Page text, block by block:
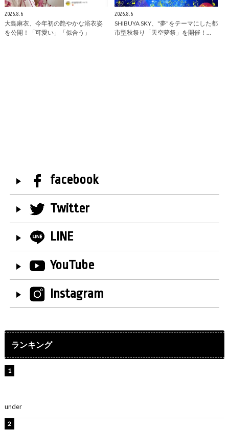
2026.8.6
大島麻衣、今年初の艶やかな浴衣姿
を公開！「可愛い」「似合う」
2026.8.6
SHIBUYA SKY、"夢"をテーマにした都
市型秋祭り「天空夢祭」を開催！…
facebook
Twitter
LINE
YouTube
Instagram
ランキング
under